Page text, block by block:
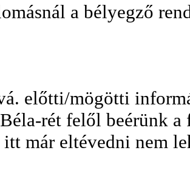
a bélyegző
előtti/mögötti
rét felől beérünk a
itt már eltévedni nem